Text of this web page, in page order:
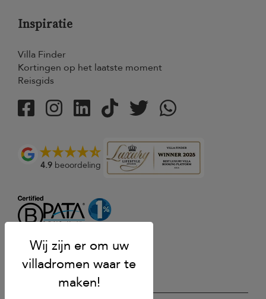
Inspiratie
Villa Finder
Kortingen op het laatste moment
Reisgids
4.9 beoordeling